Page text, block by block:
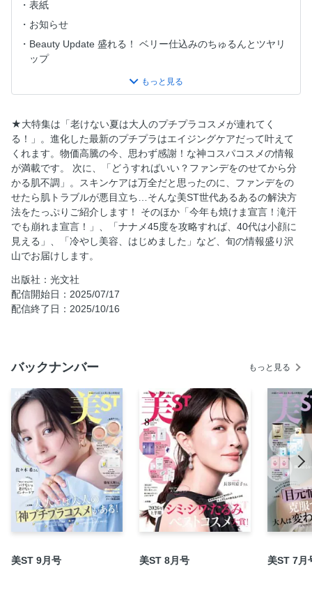
表紙
お知らせ
Beauty Update 盛れる！ ベリー仕込みのちゅるんとツヤリ
ップ
40代50代のための今月の一択！ カネボウ クリーム イン デ
イII
[COVER BEAUTY STORY] 中谷美紀さんが実践する自由な
生き方 「期待じゃなくて、自分にときめいてみては？」
自分史上最高の感動コスメ vol.12 エスティ ローダー
エレクトロンの「超名品」美容液シャントリ
ファンケルの「黒の酵素洗顔パウダー」
オバジ得意のビタミンCで“光透過”ローション
マナラの大HITホットクレンジング
ザ・ギンザの夏美肌スペシャル名品セット
[大特集] 老けない夏は「大人のプチプラコスメ」が連れてく
る！
Prologue 大人には大人のプチプラ流儀がある！
Part3 黒田啓蔵さん「プチプラコスメで女優顔はつくれま
す」
Column1 今っぽさと大人っぽさを両立させる韓国コスメっ
て？
Part4 美STリュクスの「これ買うのが正解!!」
Column2 すごいぞ！ メイド・バイ・製薬会社のプチプラコ
スメ
Column3 美ST世代も大満足なコンビニコスメ事情
Part5 自然に会話が盛り上がる！ 親子で似合うプチプラ探し
Column4 人気ヘアメークさんの「これが私の最強コスパ名
★大特集は「老けない夏は大人のプチプラコスメが連れてく
る！」。進化した最新のプチプラはエイジングケアだって叶えて
くれます。物価高騰の今、思わず感謝！な神コスパコスメの情報
が満載です。 次に、「どうすればいい？ファンデをのせてから分
かる肌不調」。スキンケアは万全だと思ったのに、ファンデをの
せたら肌トラブルが悪目立ち…そんな美ST世代あるあるの解決方
法をたっぷりご紹介します！ そのほか「今年も焼けま宣言！滝汗
でも崩れま宣言！」、「ナナメ45度を攻略すれば、40代は小顔に
見える」、「冷やし美容、はじめました」など、旬の情報盛り沢
山でお届けします。
出版社：光文社
配信開始日：2025/07/17
配信終了日：2025/10/16
バックナンバー もっと見る
美ST 9月号 美ST 8月号 美ST 7月